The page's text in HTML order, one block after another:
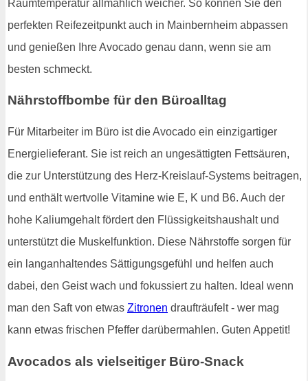
Raumtemperatur allmählich weicher. So können Sie den
perfekten Reifezeitpunkt auch in Mainbernheim abpassen
und genießen Ihre Avocado genau dann, wenn sie am
besten schmeckt.
Nährstoffbombe für den Büroalltag
Für Mitarbeiter im Büro ist die Avocado ein einzigartiger
Energielieferant. Sie ist reich an ungesättigten Fettsäuren,
die zur Unterstützung des Herz-Kreislauf-Systems beitragen,
und enthält wertvolle Vitamine wie E, K und B6. Auch der
hohe Kaliumgehalt fördert den Flüssigkeitshaushalt und
unterstützt die Muskelfunktion. Diese Nährstoffe sorgen für
ein langanhaltendes Sättigungsgefühl und helfen auch
dabei, den Geist wach und fokussiert zu halten. Ideal wenn
man den Saft von etwas Zitronen draufträufelt - wer mag
kann etwas frischen Pfeffer darübermahlen. Guten Appetit!
Avocados als vielseitiger Büro-Snack